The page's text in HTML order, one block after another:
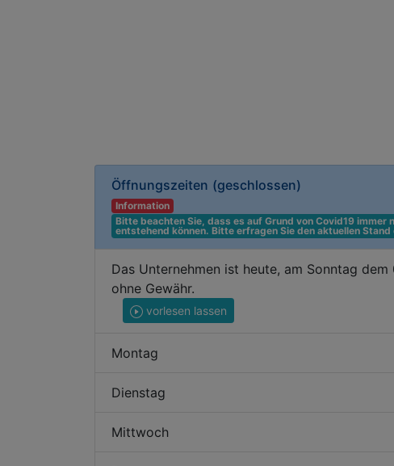
Öffnungszeiten (geschlossen)
Information
Bitte beachten Sie, dass es auf Grund von Covid19
entstehend können. Bitte erfragen Sie den aktuellen Stand
Das Unternehmen ist heute, am Sonntag
ohne Gewähr.
vorlesen lassen
Montag
Dienstag
Mittwoch